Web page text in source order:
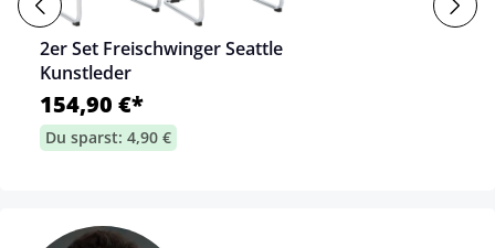
2er Set Freischwinger Seattle
Kunstleder
154,90 €*
Du sparst: 4,90 €